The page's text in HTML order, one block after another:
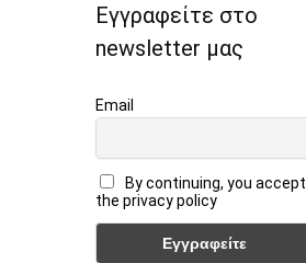
Εγγραφείτε στο
newsletter μας
Email
By continuing, you accept
the privacy policy